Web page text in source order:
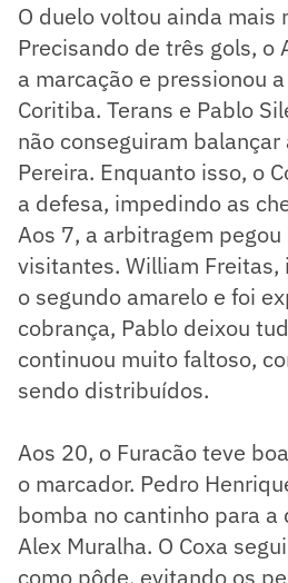
O duelo voltou ainda mais
Precisando de três gols, o
a marcação e pressionou
Coritiba. Terans e Pablo
não conseguiram
Pereira. Enquanto isso, o
a defesa, impedindo as
Aos 7, a arbitragem
visitantes. William Freitas,
o segundo amarelo e foi
cobrança, Pablo deixou
continuou muito faltoso,
sendo distribuídos.
Aos 20, o Furacão teve
o marcador. Pedro
bomba no cantinho para a
Alex Muralha. O Coxa